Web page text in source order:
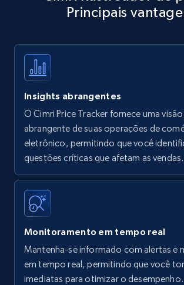
Title, Seller name, Brand, Description,
35.3K+
Amazon products - find products
upc numbers
Title, Seller name, Brand, Description,
price, Currency, Availability, Reviews
35.3K+
Amazon Reviews
Principais
Insights abrangentes
O Cimri Price Tracker fornece uma
abrangente de suas operações de
eletrônico, permitindo que você
questões críticas que afetam as vendas.
Monitoramento em tempo real
Mantenha-se informado com alertas e
em tempo real, permitindo que você
imediatas para otimizar o desempenho.